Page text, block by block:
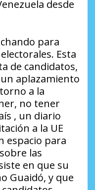
desde
para
Esta
de candidatos,
aplazamiento
a la
no tener
, un diario
a la UE
espacio para
las
en que su
Guaidó, y que